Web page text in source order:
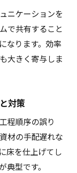
ニケーションを
で共有すること
なります。効率
大きく寄与しま
対策
程順序の誤り
材の手配遅れな
床を仕上げてし
型です。